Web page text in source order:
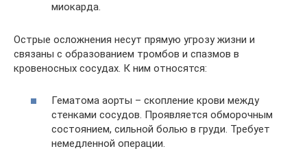
миокарда.
Острые осложнения несут прямую угрозу жизни и
связаны с образованием тромбов и спазмов в
кровеносных сосудах. К ним относятся:
Гематома аорты – скопление крови между
стенками сосудов. Проявляется обморочным
состоянием, сильной болью в груди. Требует
немедленной операции.